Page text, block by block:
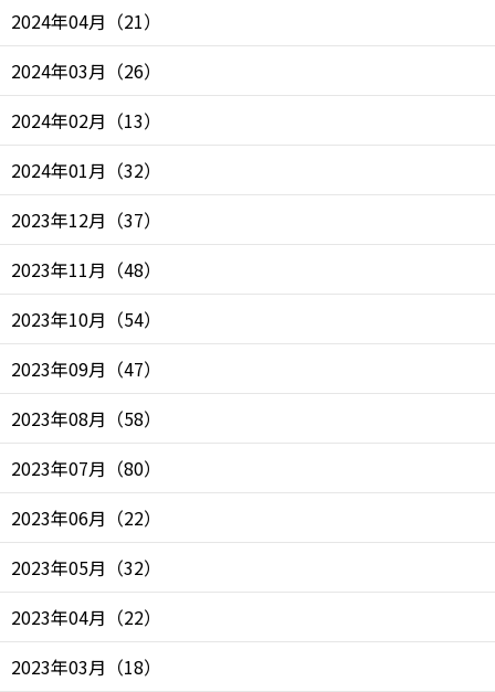
2024年04月 （21）
2024年03月 （26）
2024年02月 （13）
2024年01月 （32）
2023年12月 （37）
2023年11月 （48）
2023年10月 （54）
2023年09月 （47）
2023年08月 （58）
2023年07月 （80）
2023年06月 （22）
2023年05月 （32）
2023年04月 （22）
2023年03月 （18）